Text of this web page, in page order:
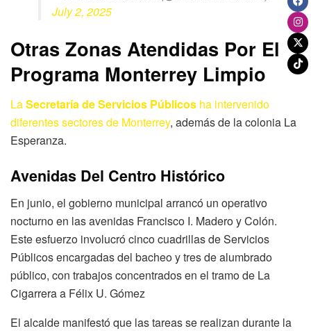
July 2, 2025
Otras Zonas Atendidas Por El
Programa Monterrey Limpio
LaSecretaría de Servicios Públicos ha intervenido
diferentes sectores de Monterrey, además de la colonia La
Esperanza.
Avenidas Del Centro Histórico
En junio, el gobierno municipal arrancó un operativo
nocturno en las avenidas Francisco I. Madero y Colón.
Este esfuerzo involucró cinco cuadrillas de Servicios
Públicos encargadas del bacheo y tres de alumbrado
público, con trabajos concentrados en el tramo de La
Cigarrera a Félix U. Gómez
El alcalde manifestó que las tareas se realizan durante la